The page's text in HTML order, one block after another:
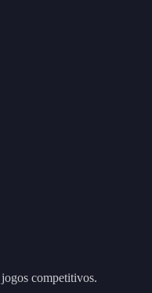
competitivos.